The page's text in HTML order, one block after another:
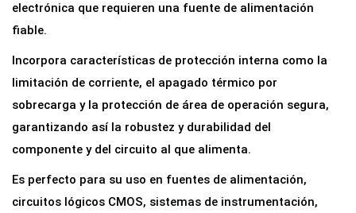
i
n
L
M
7
8
0
electrónica que requieren una fuente de alimentación
fiable.
Incorpora características de protección interna como la
limitación de corriente, el apagado térmico por
sobrecarga y la protección de área de operación segura,
garantizando así la robustez y durabilidad del
componente y del circuito al que alimenta.
Es perfecto para su uso en fuentes de alimentación,
circuitos lógicos CMOS, sistemas de instrumentación,